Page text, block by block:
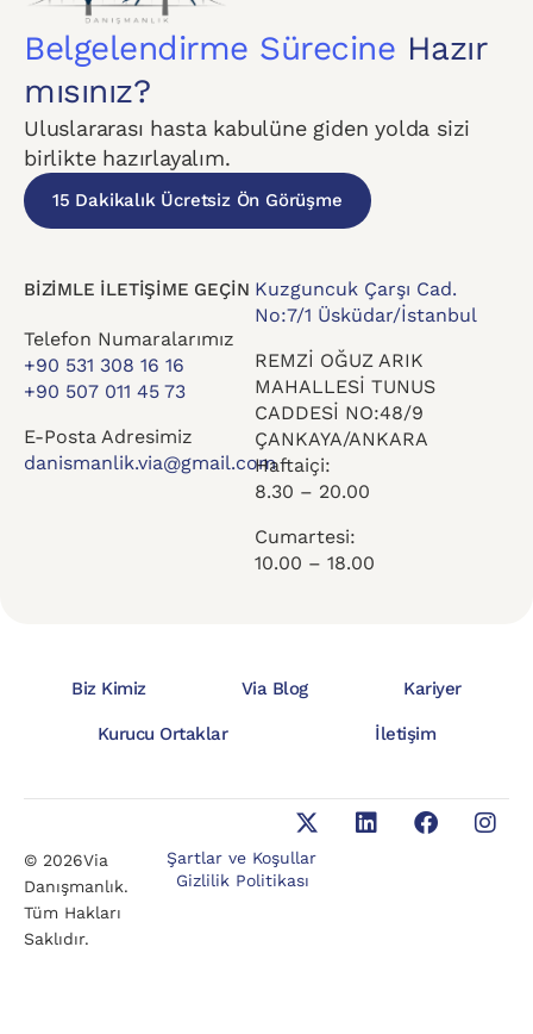
Belgelendirme Sürecine Hazır
mısınız?
Uluslararası hasta kabulüne giden yolda sizi
birlikte hazırlayalım.
15 Dakikalık Ücretsiz Ön Görüşme
BİZİMLE İLETİŞİME GEÇİN
Telefon Numaralarımız
+90 531 308 16 16
+90 507 011 45 73
E-Posta Adresimiz
danismanlik.via@gmail.com
Kuzguncuk Çarşı Cad.
No:7/1 Üsküdar/İstanbul
REMZİ OĞUZ ARIK
MAHALLESİ TUNUS
CADDESİ NO:48/9
ÇANKAYA/ANKARA
Cumartesi:
10.00 – 18.00
Haftaiçi:
8.30 – 20.00
Biz Kimiz Via Blog Kariyer
Kurucu Ortaklar İletişim
© 2026Via
Danışmanlık.
Tüm Hakları
Saklıdır.
Şartlar ve Koşullar
Gizlilik Politikası